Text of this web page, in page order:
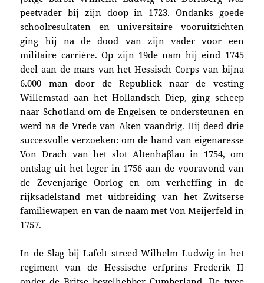
peetvader bij zijn doop in 1723. Ondanks goede
schoolresultaten en universitaire vooruitzichten
ging hij na de dood van zijn vader voor een
militaire carrière. Op zijn 19de nam hij eind 1745
deel aan de mars van het Hessisch Corps van bijna
6.000 man door de Republiek naarde vesting
Willemstad aan het Hollandsch Diep, ging scheep
naar Schotland om de Engelsen te ondersteunen en
werd na de Vrede van Aken vaandrig. Hij deed drie
succesvolle verzoeken: om de hand van eigenaresse
Von Drach van het slot Altenhaβlau in 1754, om
ontslag uit het leger in 1756 aan de vooravond van
de Zevenjarige Oorlog en om verheffing in de
rijksadelstand met uitbreiding van het Zwitserse
familiewapen en van de naam met Von Meijerfeld in
1757.
In de Slag bij Lafelt streed Wilhelm Ludwig in het
regiment van de Hessische erfprins Frederik II